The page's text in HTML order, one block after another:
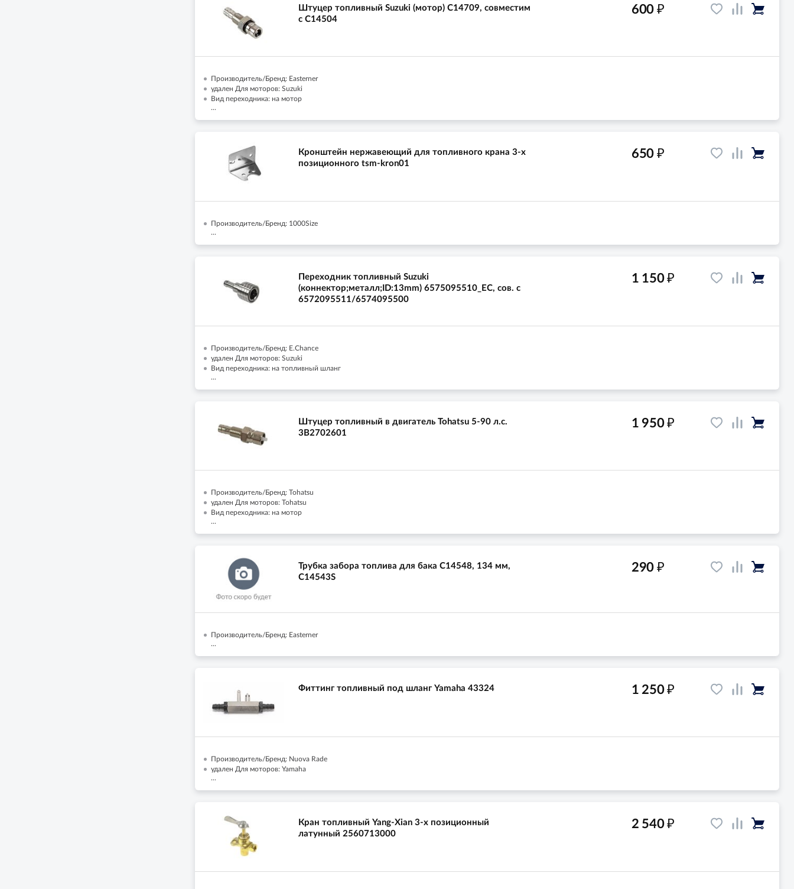
Штуцер топливный Suzuki (мотор) С14709, совместим
с C14504
Производитель/Бренд: Easterner
удален Для моторов: Suzuki
Вид переходника: на мотор
...
600 ₽
Кронштейн нержавеющий для топливного крана 3-х
позиционного tsm-kron01
Производитель/Бренд: 1000Size
...
650 ₽
Переходник топливный Suzuki
(коннектор;металл;ID:13mm) 6575095510_EC, сов. с
6572095511/6574095500
Производитель/Бренд: E.Chance
удален Для моторов: Suzuki
Вид переходника: на топливный шланг
...
1 150₽
Штуцер топливный в двигатель Tohatsu 5-90 л.с.
3B2702601
Производитель/Бренд: Tohatsu
удален Для моторов: Tohatsu
Вид переходника: на мотор
...
1 950₽
Трубка забора топлива для бака C14548, 134 мм,
C14543S
Производитель/Бренд: Easterner
...
290 ₽
Фиттинг топливный под шланг Yamaha 43324
Производитель/Бренд: Nuova Rade
удален Для моторов: Yamaha
...
1 250₽
Кран топливный Yang-Xian 3-х позиционный
латунный 2560713000
2 540₽